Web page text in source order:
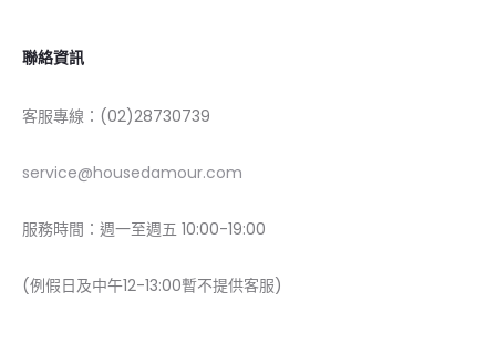
聯絡資訊
客服專線：(02)28730739
service@housedamour.com
服務時間：週一至週五 10:00-19:00
(例假日及中午12-13:00暫不提供客服)